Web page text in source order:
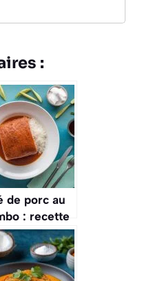
:
de porc au
: recette
inratable